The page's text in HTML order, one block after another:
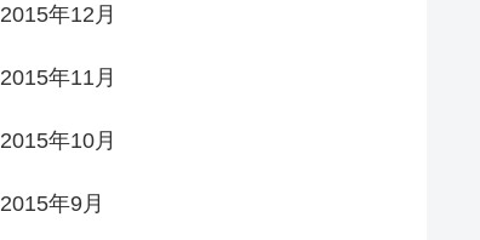
2015年12月
2015年11月
2015年10月
2015年9月